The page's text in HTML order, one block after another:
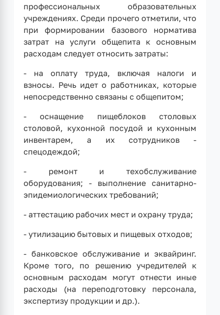
профессиональных образовательных
учреждениях. Среди прочего отметили, что
при формировании базового норматива
затрат на услуги общепита к основным
расходам следует относить затраты:
- на оплату труда, включая налоги и
взносы. Речь идет о работниках, которые
непосредственно связаны с общепитом;
- оснащение пищеблоков столовых
столовой, кухонной посудой и кухонным
инвентарем, а их сотрудников -
спецодеждой;
- ремонт и техобслуживание
оборудования; - выполнение санитарно-
эпидемиологических требований;
- аттестацию рабочих мест и охрану труда;
- утилизацию бытовых и пищевых отходов;
- банковское обслуживание и эквайринг.
Кроме того, по решению учредителей к
основным расходам могут отнести иные
расходы (на переподготовку персонала,
экспертизу продукции и др.).